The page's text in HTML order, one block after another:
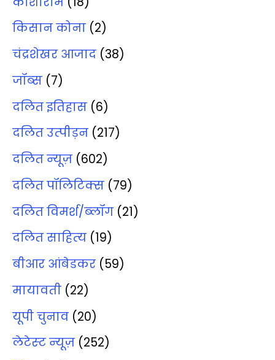
किसान कोना (2)
चंद्रशेखर आजाद (38)
जॉब्‍स (7)
दलित इतिहास (6)
दलित उत्‍पीड़न (217)
दलित न्‍यूज़ (602)
दलित पॉलिटिक्‍स (79)
दलित विमर्श/ब्‍लॉग (21)
दलित साहित्‍य (19)
बीआर आंबेडकर (59)
मायावती (22)
यूपी चुनाव (20)
लेटेस्‍ट न्‍यूज़ (252)